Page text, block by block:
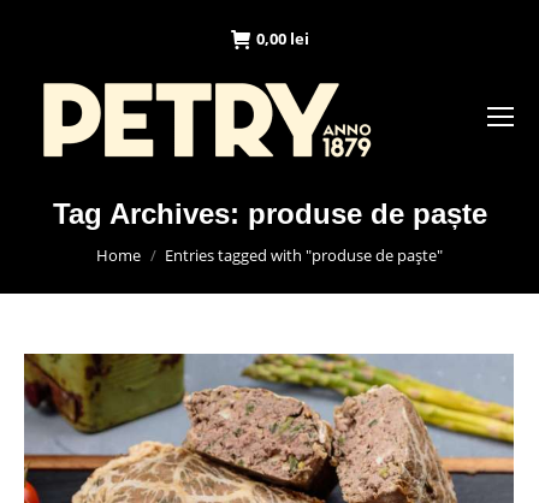
0,00 lei
Tag Archives: produse de paște
You are here:
Home Entries tagged with "produse de paște"